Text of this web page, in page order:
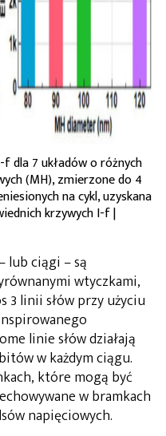
dla 7 układów o różnych
(MH), zmierzone do 4
na cykl, uzyskana
krzywych I-f |
lub ciągi – są
wtyczkami,
3 linii słów przy użyciu
linie słów działają
w każdym ciągu.
które mogą być
w bramkach
napięciowych.